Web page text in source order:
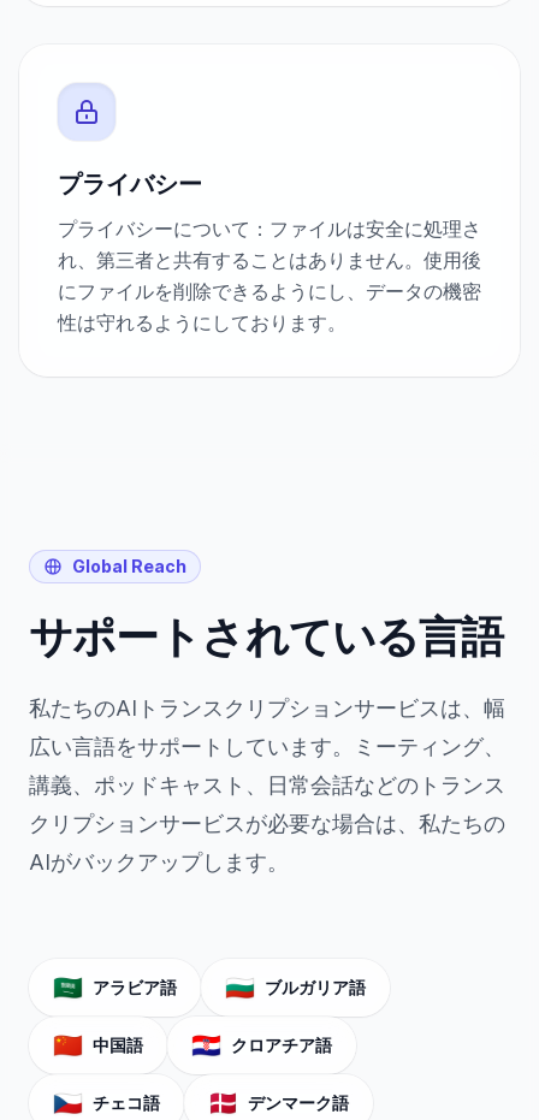
プライバシー
プライバシーについて：ファイルは安全に処理さ
れ、第三者と共有することはありません。使用後
にファイルを削除できるようにし、データの機密
性は守れるようにしております。
Global Reach
サポートされている言語
私たちのAIトランスクリプションサービスは、幅
広い言語をサポートしています。ミーティング、
講義、ポッドキャスト、日常会話などのトランス
クリプションサービスが必要な場合は、私たちの
AIがバックアップします。
🇸🇦 アラビア語 🇧🇬 ブルガリア語
🇨🇳 中国語 🇭🇷 クロアチア語
🇨🇿 チェコ語 🇩🇰 デンマーク語